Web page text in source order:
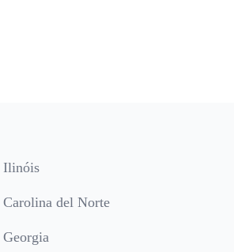
Ilinóis
Carolina del Norte
Georgia